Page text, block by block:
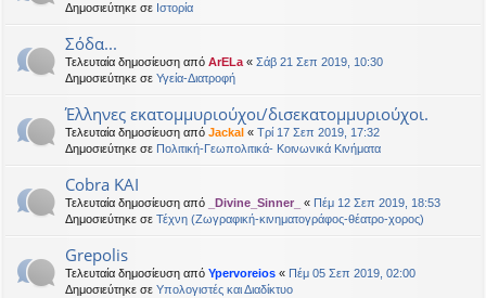
Δημοσιεύτηκε σε Ιστορία
Σόδα...
Τελευταία δημοσίευση από ArELa « Σάβ 21 Σεπ 2019, 10:30
Δημοσιεύτηκε σε Υγεία-Διατροφή
Έλληνες εκατομμυριούχοι/δισεκατομμυριούχοι.
Τελευταία δημοσίευση από Jackal « Τρί 17 Σεπ 2019, 17:32
Δημοσιεύτηκε σε Πολιτική-Γεωπολιτικά- Κοινωνικά Κινήματα
Cobra KAI
Τελευταία δημοσίευση από _Divine_Sinner_ « Πέμ 12 Σεπ 2019, 18:53
Δημοσιεύτηκε σε Τέχνη (Ζωγραφική-κινηματογράφος-θέατρο-χορος)
Grepolis
Τελευταία δημοσίευση από Ypervoreios « Πέμ 05 Σεπ 2019, 02:00
Δημοσιεύτηκε σε Υπολογιστές και Διαδίκτυο